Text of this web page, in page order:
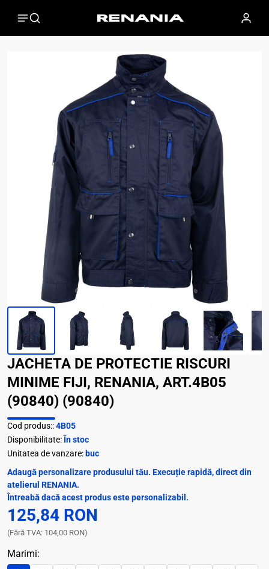
JACHETA DE PROTECTIE RISCURI
MINIME FIJI, RENANIA, ART.4B05
(90840) (90840)
Cod produs::4B05
Disponibilitate: În stoc
Unitatea de vanzare: buc
Adaugă personalizare produsului tău. Execuție rapidă, direct din
atelierul RENANIA.
Întreabă dacă acest produs este personalizabil.
125,84 RON
(Fără TVA: 104,00 RON)
Marimi: